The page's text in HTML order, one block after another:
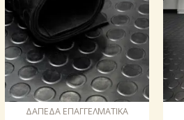
ΔΑΠΕΔΑ ΕΠΑΓΓΕΛΜΑΤΙΚΑ